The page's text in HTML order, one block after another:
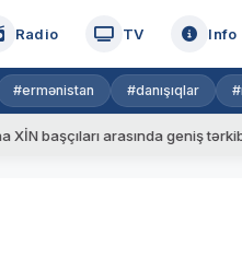
Radio TV Info
#ermənistan #danışıqlar
arasında geniş tərkibdə